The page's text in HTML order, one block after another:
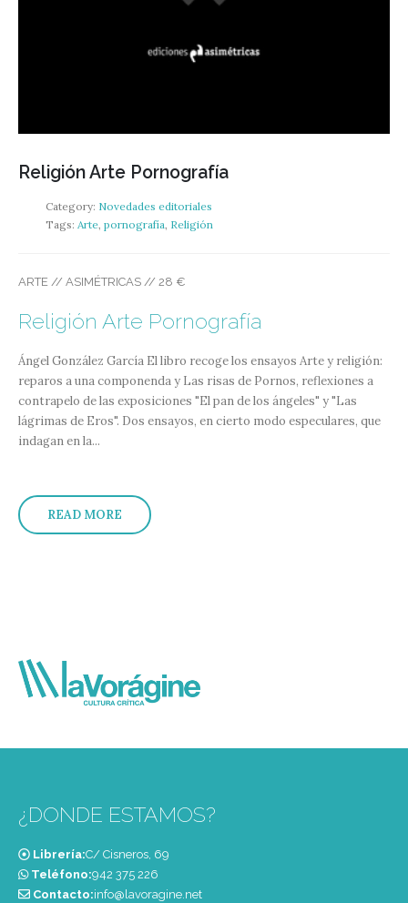
Religión Arte Pornografía
Category: Novedades editoriales
Tags: Arte, pornografía, Religión
ARTE // ASIMÉTRICAS // 28 €
Religión Arte Pornografía
Ángel González García El libro recoge los ensayos Arte y religión:
reparos a una componenda y Las risas de Pornos, reflexiones a
contrapelo de las exposiciones "El pan de los ángeles" y "Las
lágrimas de Eros". Dos ensayos, en cierto modo especulares, que
indagan en la...
READ MORE
¿DONDE ESTAMOS?
Librería:C/ Cisneros, 69
Teléfono:‭942 375 226‬
Contacto:info@lavoragine.net